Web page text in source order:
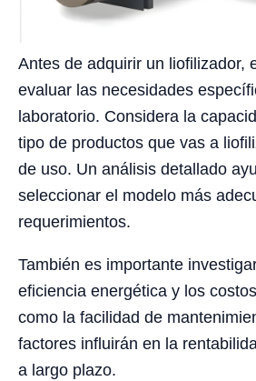
Antes de adquirir un liofilizador,
evaluar las necesidades
laboratorio. Considera la
tipo de productos que vas a
de uso. Un análisis detallado
seleccionar el modelo más
requerimientos.
También es importante
eficiencia energética y los
como la facilidad de
factores influirán en la
a largo plazo.